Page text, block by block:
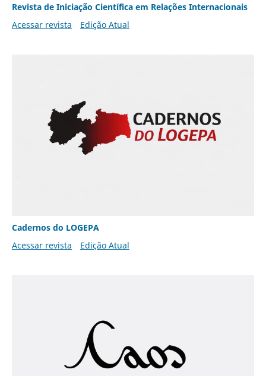
Revista de Iniciação Científica em Relações Internacionais
Acessar revista
Edição Atual
Cadernos do LOGEPA
Acessar revista
Edição Atual